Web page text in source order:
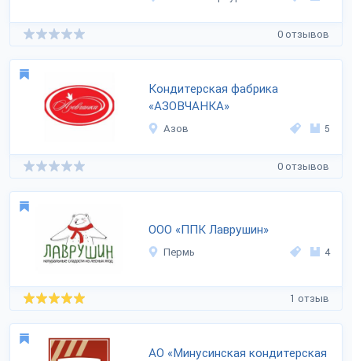
0 отзывов
Кондитерская фабрика
«АЗОВЧАНКА»
Азов 5
0 отзывов
ООО «ППК Лаврушин»
Пермь 4
1 отзыв
АО «Минусинская кондитерская